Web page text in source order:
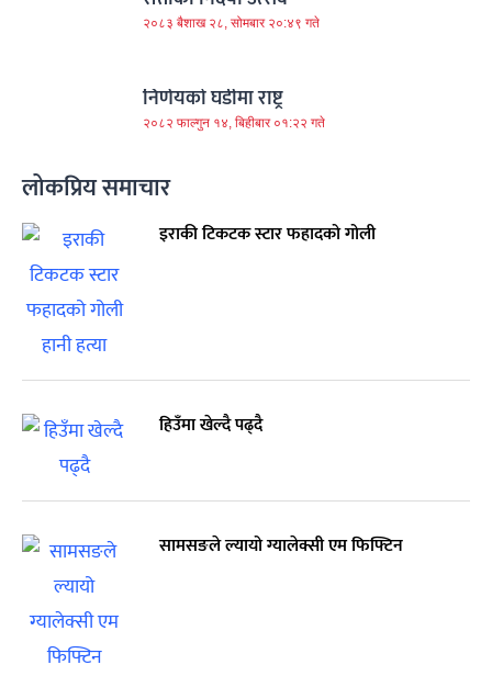
२०८३ बैशाख २८, सोमबार २०:४९ गते
निर्णयको घडीमा राष्ट्र
२०८२ फाल्गुन १४, बिहीबार ०१:२२ गते
लोकप्रिय समाचार
इराकी टिकटक स्टार फहादको गोली
हिउँमा खेल्दै पढ्दै
सामसङले ल्यायो ग्यालेक्सी एम फिफ्टिन